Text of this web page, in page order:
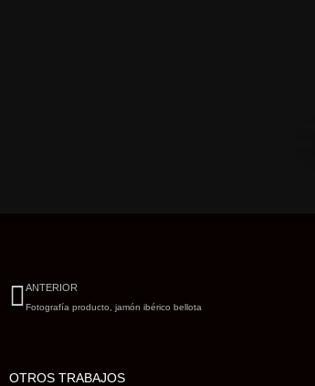
Ant
ANTERIOR
Fotografía producto, jamón ibérico bellota
OTROS TRABAJOS